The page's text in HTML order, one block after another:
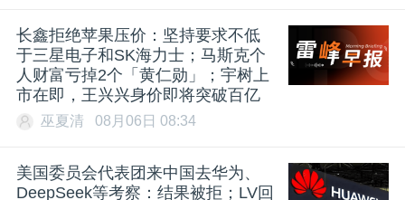
长鑫拒绝苹果压价：坚持要求不低
于三星电子和SK海力士；马斯克个
人财富亏掉2个「黄仁勋」；宇树上
市在即，王兴兴身价即将突破百亿
巫夏清 08月06日 08:34
美国委员会代表团来中国去华为、
DeepSeek等考察：结果被拒；LV回